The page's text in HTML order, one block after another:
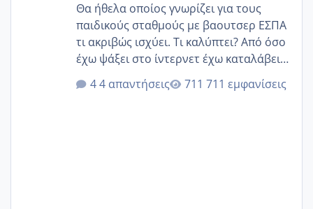
Θα ήθελα οποίος γνωρίζει για τους
παιδικούς σταθμούς με βαουτσερ ΕΣΠΑ
τι ακριβώς ισχύει. Τι καλύπτει? Από όσο
έχω ψάξει στο ίντερνετ έχω καταλάβει
ότι το βαουτσερ καλύπτει όλα τα
δίδακτρα και τα τροφεια του ιδιωτικού
4 απαντήσεις 711 εμφανίσεις